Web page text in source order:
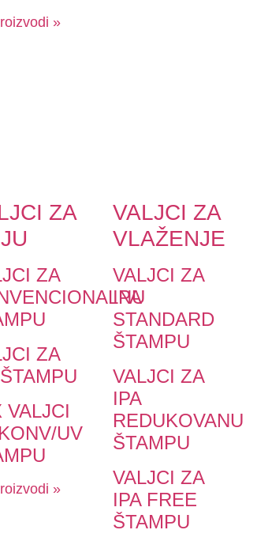
»
ZA
ZA
ZA
VALJCI
UV
»
VALJCI ZA
VLAŽENJE
VALJCI ZA
IPA
STANDARD
ŠTAMPU
VALJCI ZA
IPA
REDUKOVANU
ŠTAMPU
VALJCI ZA
IPA FREE
ŠTAMPU